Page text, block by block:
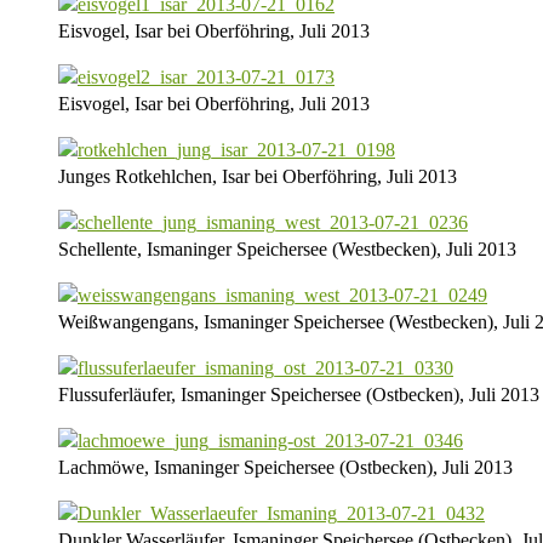
Eisvogel, Isar bei Oberföhring, Juli 2013
Eisvogel, Isar bei Oberföhring, Juli 2013
Junges Rotkehlchen, Isar bei Oberföhring, Juli 2013
Schellente, Ismaninger Speichersee (Westbecken), Juli 2013
Weißwangengans, Ismaninger Speichersee (Westbecken), Juli
Flussuferläufer, Ismaninger Speichersee (Ostbecken), Juli 2013
Lachmöwe, Ismaninger Speichersee (Ostbecken), Juli 2013